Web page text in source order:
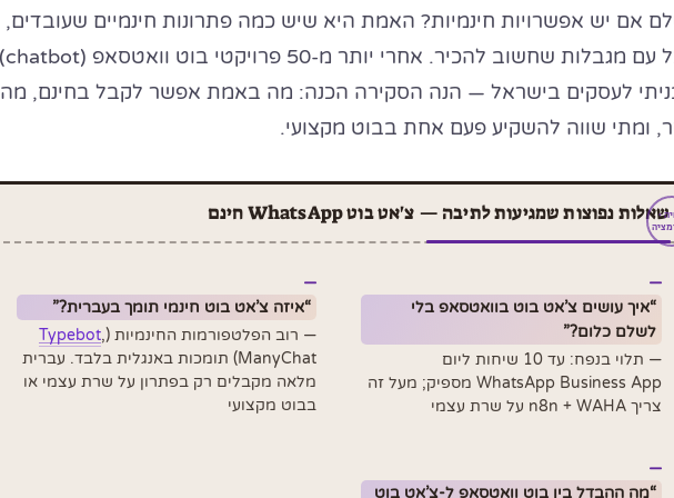
אם יש אפשרויות חינמיות? האמת היא שיש כמה פתרונות חינמיים שעובדים,
אבל עם מגבלות שחשוב להכיר. אחרי יותר מ-50 פרויקטי בוט וואטסאפ (chatbot)
לעסקים בישראל — הנה הסקירה הכנה: מה באמת אפשר לקבל בחינם, מה
ומתי שווה להשקיע פעם אחת בבוט מקצועי.
שאלות נפוצות שמגיעות לתיבה — צ'אט בוט WhatsApp חינם
“איך עושים צ’אט בוט בוואטסאפ בלי
לשלם כלום?”
— תלוי בנפח: עד 10 שיחות ליום
WhatsApp Business App מספיק; מעל זה
צריך n8n + WAHA על שרת עצמי
“איזה צ’אט בוט חינמי תומך בעברית?”
— רוב הפלטפורמות החינמיות ( Typebot,
ManyChat) תומכות באנגלית בלבד. עברית
מלאה מקבלים רק בפתרון על שרת עצמי או
בבוט מקצועי
“מה ההבדל בין בוט וואטסאפ ל-צ’אט בוט